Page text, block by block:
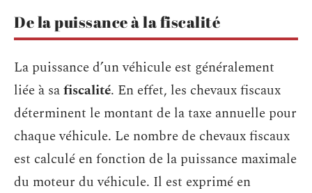
De la puissance à la fiscalité
La puissance d’un véhicule est généralement
liée à safiscalité. En effet, les chevaux fiscaux
déterminent le montant de la taxe annuelle pour
chaque véhicule. Le nombre de chevaux fiscaux
est calculé en fonction de la puissance maximale
du moteur du véhicule. Il est exprimé en